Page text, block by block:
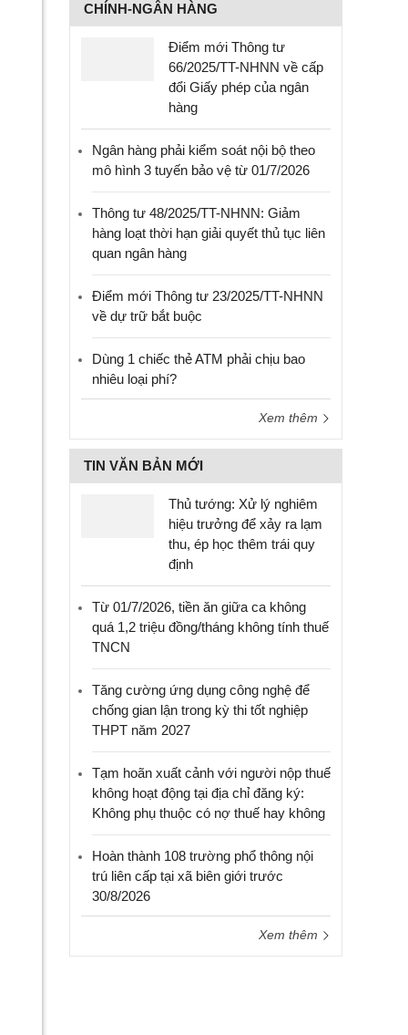
CHÍNH-NGÂN HÀNG
Điểm mới Thông tư
66/2025/TT-NHNN về cấp
đổi Giấy phép của ngân
hàng
Ngân hàng phải kiểm soát nội bộ theo
mô hình 3 tuyến bảo vệ từ 01/7/2026
Thông tư 48/2025/TT-NHNN: Giảm
hàng loạt thời hạn giải quyết thủ tục liên
quan ngân hàng
Điểm mới Thông tư 23/2025/TT-NHNN
về dự trữ bắt buộc
Dùng 1 chiếc thẻ ATM phải chịu bao
nhiêu loại phí?
Xem thêm
TIN VĂN BẢN MỚI
Thủ tướng: Xử lý nghiêm
hiệu trưởng để xảy ra lạm
thu, ép học thêm trái quy
định
Từ 01/7/2026, tiền ăn giữa ca không
quá 1,2 triệu đồng/tháng không tính thuế
TNCN
Tăng cường ứng dụng công nghệ để
chống gian lận trong kỳ thi tốt nghiệp
THPT năm 2027
Tạm hoãn xuất cảnh với người nộp thuế
không hoạt động tại địa chỉ đăng ký:
Không phụ thuộc có nợ thuế hay không
Hoàn thành 108 trường phổ thông nội
trú liên cấp tại xã biên giới trước
30/8/2026
Xem thêm